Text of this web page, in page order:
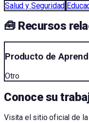
Salud y Seguridad
🧰 Recursos
Producto de
Otro
Conoce su
Visita el sitio oficial de la